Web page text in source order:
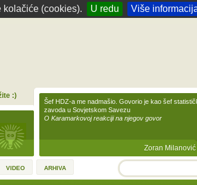
kolačiće (cookies). U redu Više
:)
Šef HDZ-a me nadmašio. Govorio je kao šef
zavoda u Sovjetskom Savezu
O Karamarkovoj reakciji na njegov govor
Zoran Milanović
VIDEO ARHIVA TRAŽI